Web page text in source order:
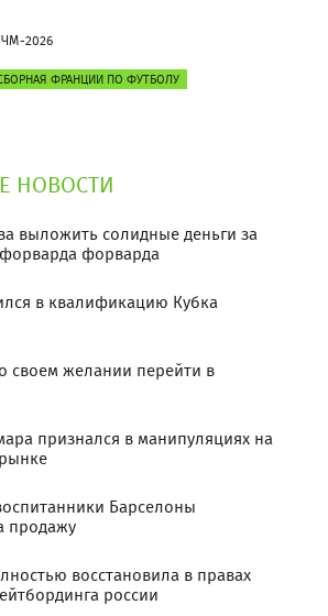
ЧМ-2026
ФРАНЦИИ ПО ФУТБОЛУ
НОВОСТИ
выложить солидные деньги за
форварда
в квалификацию Кубка
своем желании перейти в
признался в манипуляциях на
Барселоны
продажу
восстановила в правах
россии